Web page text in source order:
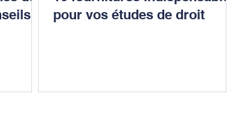
pour vos études de droit